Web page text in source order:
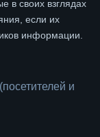
в своих взглядах
если их
информации.